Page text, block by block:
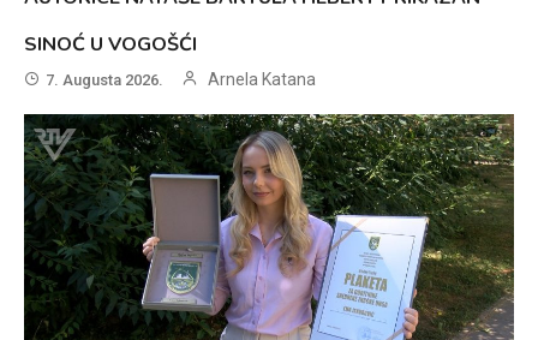
SINOĆ U VOGOŠĆI
7. Augusta 2026. Arnela Katana